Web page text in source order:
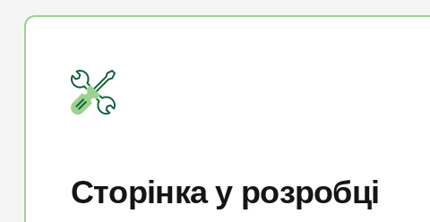
Сторінка у розробці